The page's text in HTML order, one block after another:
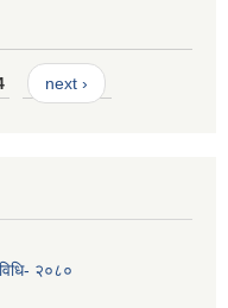
next ›
२०८०